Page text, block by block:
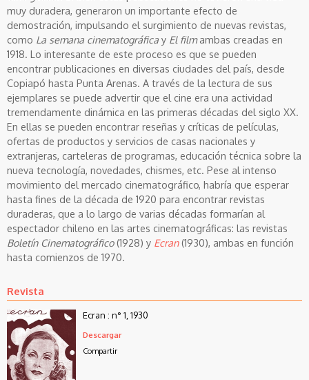
muy duradera, generaron un importante efecto de
demostración, impulsando el surgimiento de nuevas revistas,
como La semana cinematográfica y El filmambas creadas en
1918. Lo interesante de este proceso es que se pueden
encontrar publicaciones en diversas ciudades del país, desde
Copiapó hasta Punta Arenas. A través de la lectura de sus
ejemplares se puede advertir que el cine era una actividad
tremendamente dinámica en las primeras décadas del siglo XX.
En ellas se pueden encontrar reseñas y críticas de películas,
ofertas de productos y servicios de casas nacionales y
extranjeras, carteleras de programas, educación técnica sobre la
nueva tecnología, novedades, chismes, etc. Pese al intenso
movimiento del mercado cinematográfico, habría que esperar
hasta fines de la década de 1920 para encontrar revistas
duraderas, que a lo largo de varias décadas formarían al
espectador chileno en las artes cinematográficas: las revistas
Boletín Cinematográfico(1928) y Ecran(1930), ambas en función
hasta comienzos de 1970.
Revista
Ecran : n° 1, 1930
Descargar
Compartir